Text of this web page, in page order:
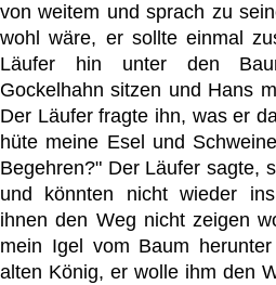
von weitem und sprach zu
wohl wäre, er sollte einmal
Läufer hin unter den
Gockelhahn sitzen und Hans
Der Läufer fragte ihn, was er
hüte meine Esel und
Begehren?" Der Läufer sagte,
und könnten nicht wieder
ihnen den Weg nicht zeigen
mein Igel vom Baum
alten König, er wolle ihm den